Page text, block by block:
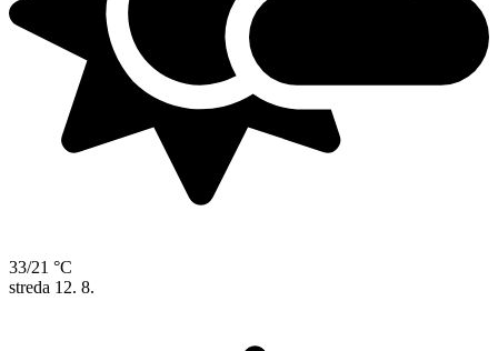
33/21 °C
streda 12. 8.